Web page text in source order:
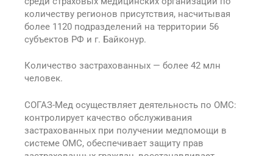
количеству регионов присутствия, насчитывая
более 1120 подразделений на территории 56
субъектов РФ и г. Байконур.
Количество застрахованных — более 42 млн
человек.
СОГАЗ-Мед осуществляет деятельность по ОМС:
контролирует качество обслуживания
застрахованных при получении медпомощи в
системе ОМС, обеспечивает защиту прав